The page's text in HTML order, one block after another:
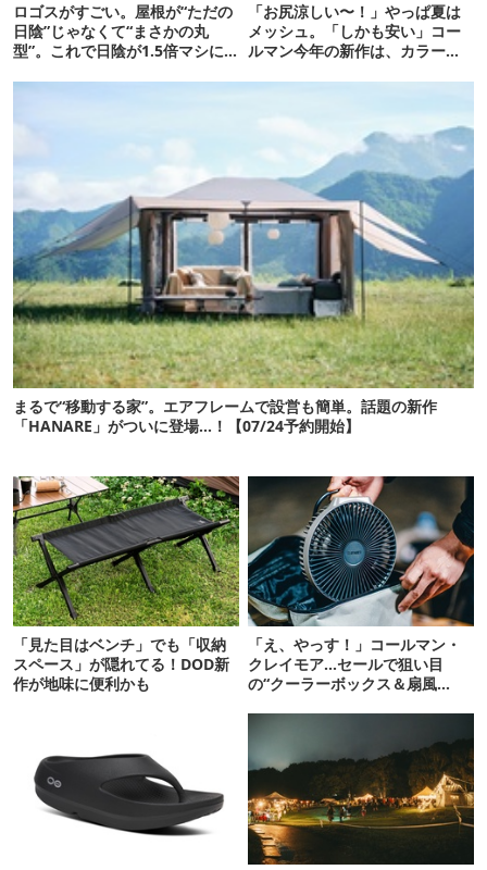
ロゴスがすごい。屋根が“ただの
日陰”じゃなくて“まさかの丸
型”。これで日陰が1.5倍マシに
「お尻涼しい〜！」やっぱ夏は
メッシュ。「しかも安い」コー
ルマン今年の新作は、カラーも
まるで“移動する家”。エアフレームで設営も簡単。話題の新作
「HANARE」がついに登場…！【07/24予約開始】
「見た目はベンチ」でも「収納
スペース」が隠れてる！DOD新
作が地味に便利かも
「え、やっす！」コールマン・
クレイモア…セールで狙い目
の“クーラーボックス＆扇風